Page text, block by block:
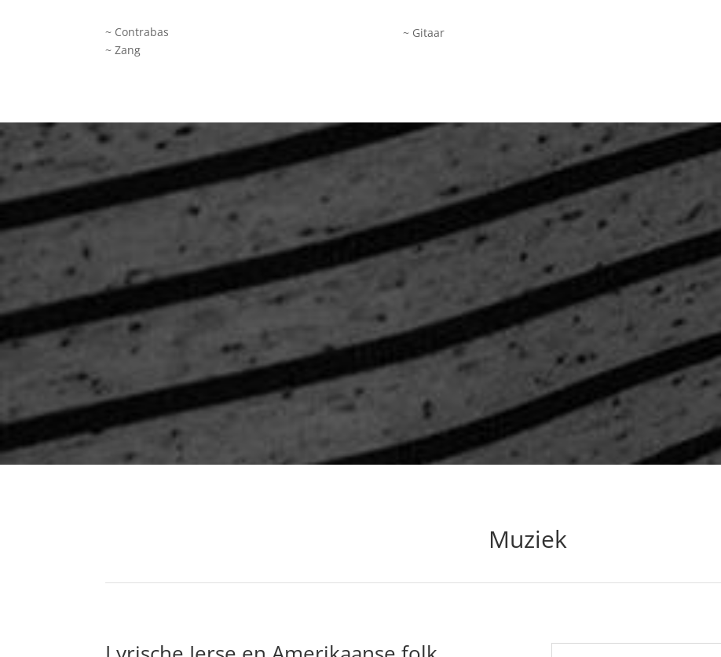
~ Contrabas
~ Zang
~ Gitaar
Muziek